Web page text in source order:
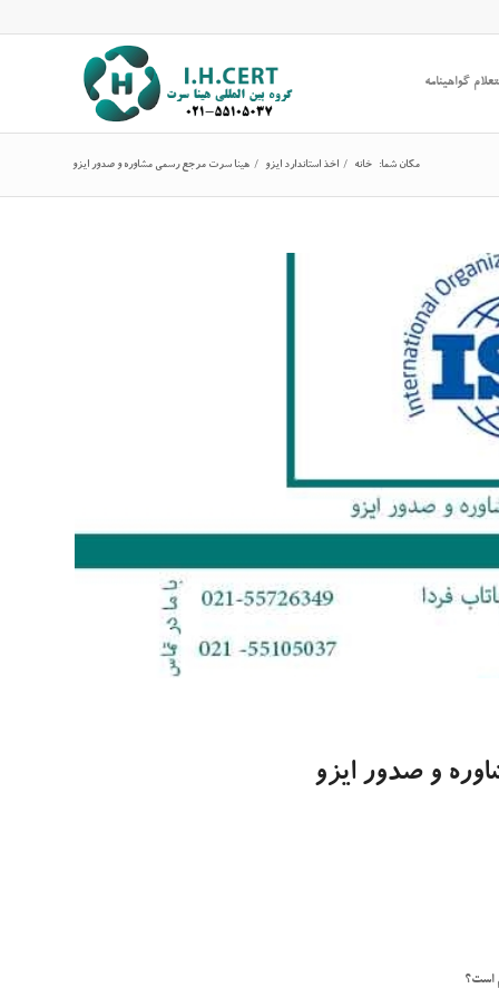
گواهینامه
مکان شما: خانه / اخذ استاندارد ایزو / هینا سرت مرجع رسمی مشاوره و صدور ایزو
و صدور ایزو
است؟